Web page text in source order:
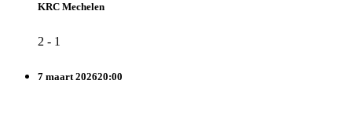
KRC Mechelen
2 - 1
7 maart 202620:00